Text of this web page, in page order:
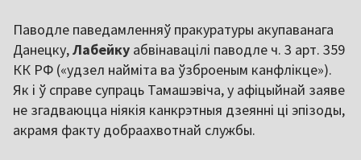
Паводле паведамленняў пракуратуры акупаванага
Данецку,Лабейку абвінавацілі паводле ч. 3 арт. 359
КК РФ («удзел найміта ва ўзброеным канфлікце»).
Як і ў справе супраць Тамашэвіча, у афіцыйнай заяве
не згадваюцца ніякія канкрэтныя дзеянні ці эпізоды,
акрамя факту добраахвотнай службы.